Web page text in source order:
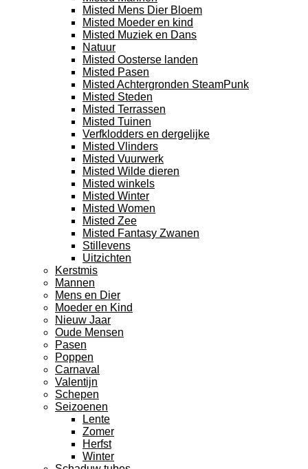
Misted Mens Dier Bloem
Misted Moeder en kind
Misted Muziek en Dans
Natuur
Misted Oosterse landen
Misted Pasen
Misted Achtergronden SteamPunk
Misted Steden
Misted Terrassen
Misted Tuinen
Verfklodders en dergelijke
Misted Vlinders
Misted Vuurwerk
Misted Wilde dieren
Misted winkels
Misted Winter
Misted Women
Misted Zee
Misted Fantasy Zwanen
Stillevens
Uitzichten
Kerstmis
Mannen
Mens en Dier
Moeder en Kind
Nieuw Jaar
Oude Mensen
Pasen
Poppen
Carnaval
Valentijn
Schepen
Seizoenen
Lente
Zomer
Herfst
Winter